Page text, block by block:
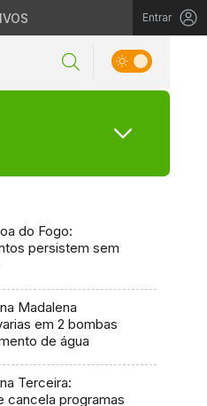
Entrar
do Fogo:
persistem sem
Madalena
em 2 bombas
de água
Terceira:
cancela programas